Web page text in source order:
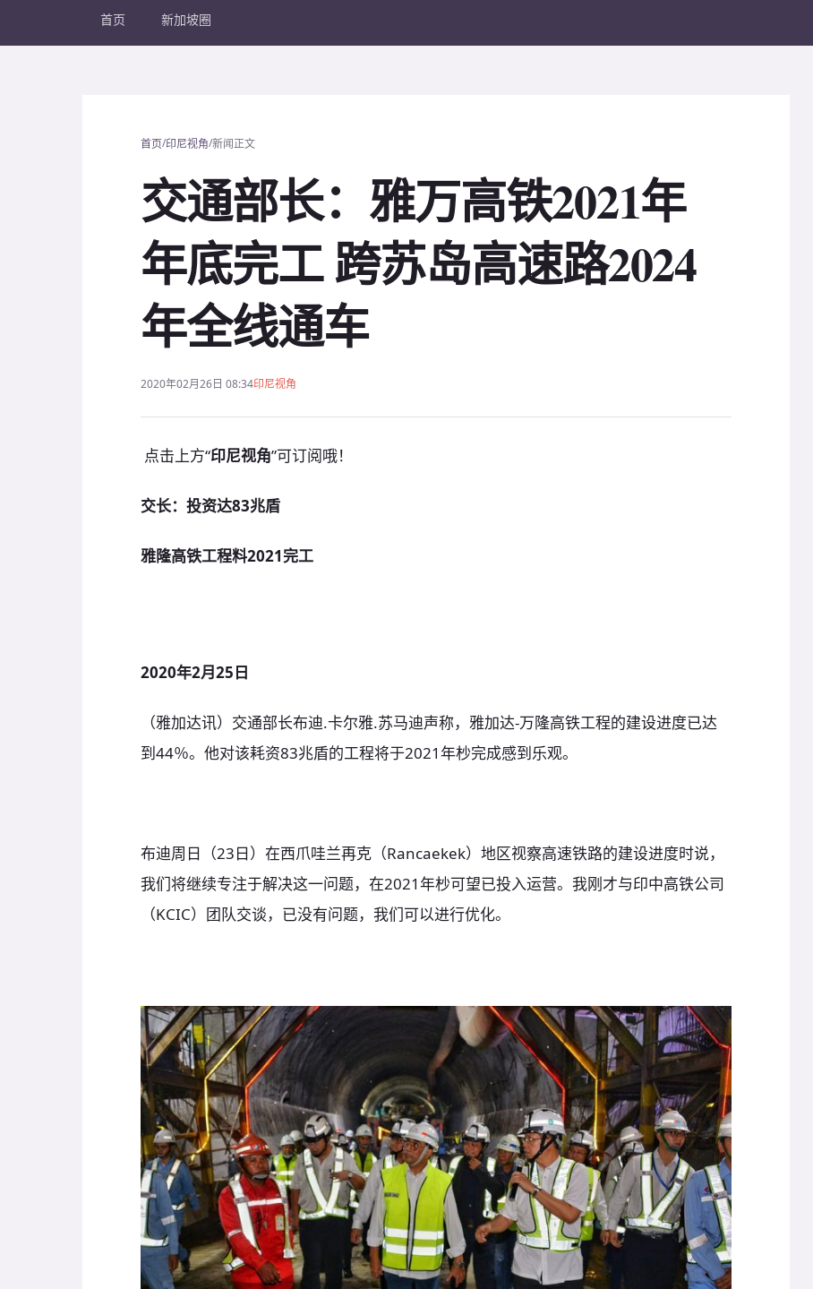
首页 新加坡圈
首页/印尼视角/新闻正文
交通部长：雅万高铁2021年
年底完工 跨苏岛高速路2024
年全线通车
2020年02月26日 08:34印尼视角
点击上方“印尼视角”可订阅哦！
交长：投资达83兆盾
雅隆高铁工程料2021完工
2020年2月25日
（雅加达讯）交通部长布迪.卡尔雅.苏马迪声称，雅加达-万隆高铁工程的建设进度已达
到44％。他对该耗资83兆盾的工程将于2021年杪完成感到乐观。
布迪周日（23日）在西爪哇兰再克（Rancaekek）地区视察高速铁路的建设进度时说，
我们将继续专注于解决这一问题，在2021年杪可望已投入运营。我刚才与印中高铁公司
（KCIC）团队交谈，已没有问题，我们可以进行优化。